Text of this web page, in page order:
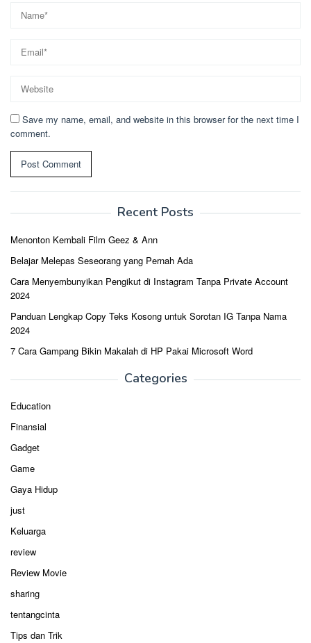
Save my name, email, and website in this browser for the next time I
comment.
Recent Posts
Menonton Kembali Film Geez & Ann
Belajar Melepas Seseorang yang Pernah Ada
Cara Menyembunyikan Pengikut di Instagram Tanpa Private Account
2024
Panduan Lengkap Copy Teks Kosong untuk Sorotan IG Tanpa Nama
2024
7 Cara Gampang Bikin Makalah di HP Pakai Microsoft Word
Categories
Education
Finansial
Gadget
Game
Gaya Hidup
just
Keluarga
review
Review Movie
sharing
tentangcinta
Tips dan Trik